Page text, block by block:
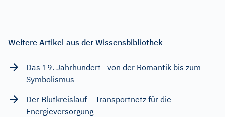
Weitere Artikel aus der Wissensbibliothek
Das 19. Jahrhundert– von der Romantik bis zum
Symbolismus
Der Blutkreislauf – Transportnetz für die
Energieversorgung